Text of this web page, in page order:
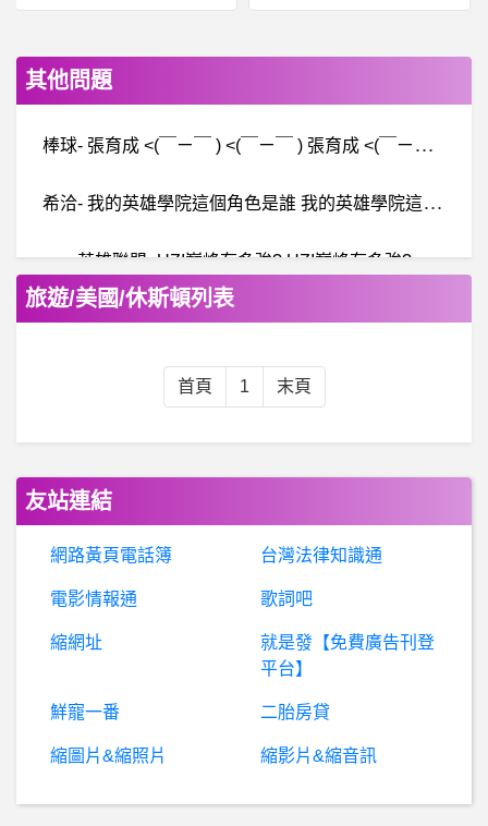
其他問題
棒
球- 張育成 <(￣ㄧ￣ ) <(￣ㄧ￣ ) 張育成 <(￣ㄧ￣ ) <(￣ㄧ￣ )
希
洽- 我的英雄學院這個角色是誰 我的英雄學院這個角色是誰
英雄聯盟- UZI巔峰有多強? UZI巔峰有多強?
傳直銷- 安麗 生活會員加入
華銀詐騙
Bitcore是詐騙嗎？Bitcore是真的嗎?
棒球- 祭品文 祝荷蘭完封 祭品文 祝荷蘭完封
旅遊/美國/休斯頓列表
首頁 1 末頁
友站連結
網路黃頁電話簿 台灣法律知識通
電影情報通 歌詞吧
縮網址
就是發【免費廣告刊登
平台】
鮮寵一番 二胎房貸
縮圖片&縮照片 縮影片&縮音訊